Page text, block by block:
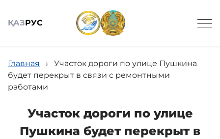
ҚАЗРУС
Общие сведения
Главная ›
Участок дороги по улице Пушкина
будет перекрыт в связи с ремонтными
работами
Участок дороги по улице
Пушкина будет перекрыт в